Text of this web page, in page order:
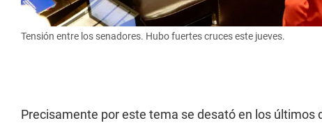
Tensión entre los senadores. Hubo fuertes cruces este jueves.
Precisamente por este tema se desató en los